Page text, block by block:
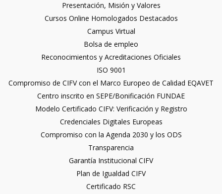
Presentación, Misión y Valores
Cursos Online Homologados Destacados
Campus Virtual
Bolsa de empleo
Reconocimientos y Acreditaciones Oficiales
ISO 9001
Compromiso de CIFV con el Marco Europeo de Calidad EQAVET
Centro inscrito en SEPE/Bonificación FUNDAE
Modelo Certificado CIFV: Verificación y Registro
Credenciales Digitales Europeas
Compromiso con la Agenda 2030 y los ODS
Transparencia
Garantía Institucional CIFV
Plan de Igualdad CIFV
Certificado RSC